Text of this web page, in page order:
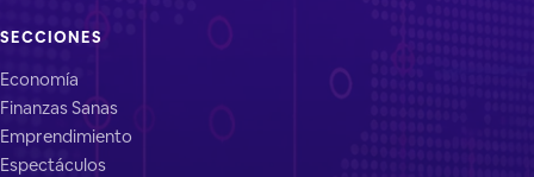
SECCIONES
Economía
Finanzas Sanas
Emprendimiento
Espectáculos